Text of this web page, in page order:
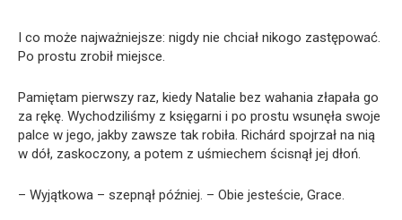
I co może najważniejsze: nigdy nie chciał nikogo zastępować.
Po prostu zrobił miejsce.
Pamiętam pierwszy raz, kiedy Natalie bez wahania złapała go
za rękę. Wychodziliśmy z księgarni i po prostu wsunęła swoje
palce w jego, jakby zawsze tak robiła. Richárd spojrzał na nią
w dół, zaskoczony, a potem z uśmiechem ścisnął jej dłoń.
– Wyjątkowa – szepnął później. – Obie jesteście, Grace.